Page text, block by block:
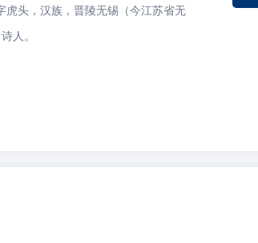
头，汉族，晋陵无锡（今江苏省无
人。